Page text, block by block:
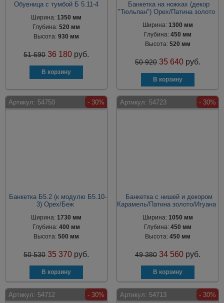
Обувница с тумбой Б 5.11-4
Ширина:1350 мм
Глубина:520 мм
Высота:930 мм
51 690 36 180 руб.
Банкетка на ножках (декор
"Тюльпан") Орех/Патина золото
Ширина: 1300 мм
Глубина: 450 мм
Высота: 520 мм
50 920 35 640 руб.
Артикул: 54750 - 30%
Банкетка Б5.2 (к модулю Б5.10-
3) Орех/Беж
Ширина:1730 мм
Глубина:400 мм
Высота:500 мм
50 530 35 370 руб.
Артикул: 54723 - 30%
Банкетка с нишей и декором
Карамель/Патина золото/Игуана
Ширина: 1050 мм
Глубина: 450 мм
Высота: 450 мм
49 380 34 560 руб.
Артикул: 54712 - 30% Артикул: 54713 - 30%